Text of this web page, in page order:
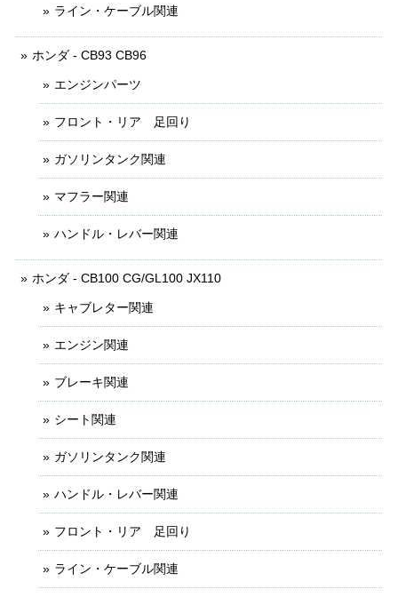
ライン・ケーブル関連
ホンダ - CB93 CB96
エンジンパーツ
フロント・リア 足回り
ガソリンタンク関連
マフラー関連
ハンドル・レバー関連
ホンダ - CB100 CG/GL100 JX110
キャブレター関連
エンジン関連
ブレーキ関連
シート関連
ガソリンタンク関連
ハンドル・レバー関連
フロント・リア 足回り
ライン・ケーブル関連